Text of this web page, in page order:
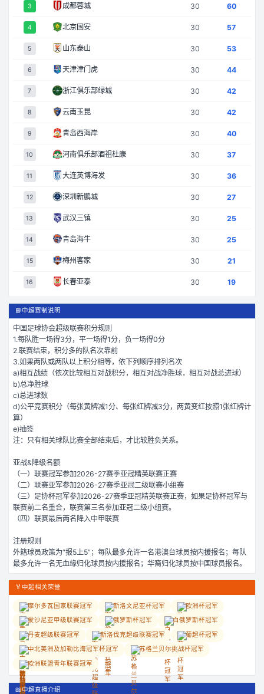
3 成都蓉城 30 60
4 北京国安 30 57
5 山东泰山 30 53
6 天津津门虎 30 44
7 浙江俱乐部绿城 30 42
8 云南玉昆 30 42
9 青岛西海岸 30 40
10 河南俱乐部酒祖杜康 30 37
11 大连英博海发 30 36
12 深圳新鹏城 30 27
13 武汉三镇 30 25
14 青岛海牛 30 25
15 梅州客家 30 21
16 长春亚泰 30 19
📘 中超赛制说明
中国足球协会超级联赛积分规则
1.每队胜一场得3分，平一场得1分，负一场得0分
2.联赛结束，积分多的队名次靠前
3.如果两队或两队以上积分相等，依下列顺序排列名次
a)相互战绩（依次比较相互对战积分，相互对战净胜球，相互对战总进球）
b)总净胜球
c)总进球数
d)公平竞赛积分（每张黄牌减1分、每张红牌减3分，两黄变红按照1张红牌计
算）
e)抽签
注：只有相关球队比赛全部结束后，才比较胜负关系。
亚战&降级名额
（一）联赛冠军参加2026-27赛季亚冠精英联赛正赛
（二）联赛亚军参加2026-27赛季亚冠二级联赛小组赛
（三）足协杯冠军参加2026-27赛季亚冠精英联赛正赛，如果足协杯冠军与
联赛前二名重合，联赛第三名参加亚冠二级小组赛。
（四）联赛最后两名降入中甲联赛
注册规则
外籍球员政策为“报5上5”；每队最多允许一名港澳台球员按内援报名；每队
最多允许一名无血缘归化球员按内援报名；华裔归化球员按中国球员报名。
🏅 中超相关荣誉
摩尔多瓦国家联赛冠军 斯洛文尼亚杯冠军
欧洲杯冠军
爱沙尼亚甲级联赛冠军
俄罗斯杯冠军
白俄罗斯杯冠军
丹麦超级联赛冠军
斯洛伐克超级联赛冠军
葡超杯冠军
中北美洲及加勒比海冠军杯冠军
苏格兰贝尔挑战杯冠军
欧洲联盟青年联赛冠军
📖中超直播介绍